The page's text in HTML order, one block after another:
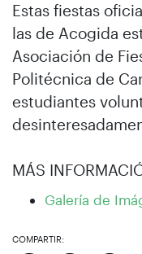
Estas fiestas
las de Acogida
Asociación de
Politécnica de
estudiantes
MÁS
Galería de
COMPARTIR: